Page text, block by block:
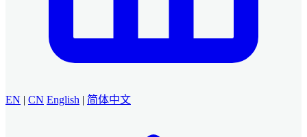
EN | CN English | 简体中文